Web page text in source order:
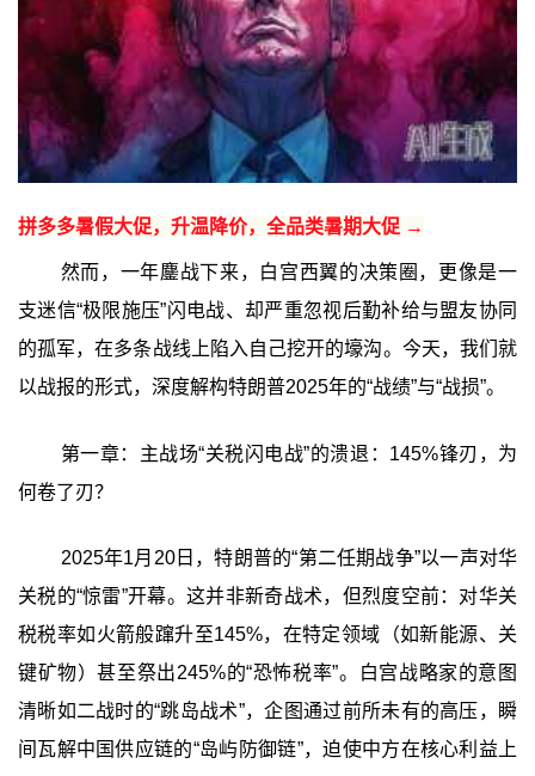
拼多多暑假大促，升温降价，全品类暑期大促 →
然而，一年鏖战下来，白宫西翼的决策圈，更像是一
支迷信“极限施压”闪电战、却严重忽视后勤补给与盟友协同
的孤军，在多条战线上陷入自己挖开的壕沟。今天，我们就
以战报的形式，深度解构特朗普2025年的“战绩”与“战损”。
第一章：主战场“关税闪电战”的溃退：145%锋刃，为
何卷了刃？
2025年1月20日，特朗普的“第二任期战争”以一声对华
关税的“惊雷”开幕。这并非新奇战术，但烈度空前：对华关
税税率如火箭般蹿升至145%，在特定领域（如新能源、关
键矿物）甚至祭出245%的“恐怖税率”。白宫战略家的意图
清晰如二战时的“跳岛战术”，企图通过前所未有的高压，瞬
间瓦解中国供应链的“岛屿防御链”，迫使中方在核心利益上